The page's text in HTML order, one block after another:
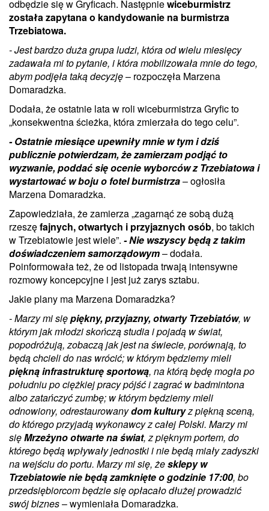
odbędzie się w Gryficach. Następniewiceburmistrz
została zapytana o kandydowanie na burmistrza
Trzebiatowa.
- Jest bardzo duża grupa ludzi, która od wielu miesięcy
zadawała mi to pytanie, i która mobilizowała mnie do tego,
abym podjęła taką decyzję– rozpoczęła Marzena
Domaradzka.
Dodała, że ostatnie lata w roli wiceburmistrza Gryfic to
„konsekwentna ścieżka, która zmierzała do tego celu”.
- Ostatnie miesiące upewniły mnie w tym i dziś
publicznie potwierdzam, że zamierzam podjąć to
wyzwanie, poddać się ocenie wyborców z Trzebiatowa i
wystartować w boju o fotel burmistrza– ogłosiła
Marzena Domaradzka.
Zapowiedziała, że zamierza „zagarnąć ze sobą dużą
rzeszęfajnych, otwartych i przyjaznych osób, bo takich
w Trzebiatowie jest wiele”. - Nie wszyscy będą z takim
doświadczeniem samorządowym– dodała.
Poinformowała też, że od listopada trwają intensywne
rozmowy koncepcyjne i jest już zarys sztabu.
Jakie plany ma Marzena Domaradzka?
- Marzy mi siępiękny, przyjazny, otwarty Trzebiatów, w
którym jak młodzi skończą studia i pojadą w świat,
popodróżują, zobaczą jak jest na świecie, porównają, to
będą chcieli do nas wrócić; w którym będziemy mieli
piękną infrastrukturę sportową, na którą będę mogła po
południu po ciężkiej pracy pójść i zagrać w badmintona
albo zatańczyć zumbę; w którym będziemy mieli
odnowiony, odrestaurowanydom kulturyz piękną sceną,
do którego przyjadą wykonawcy z całej Polski. Marzy mi
sięMrzeżyno otwarte na świat, z pięknym portem, do
którego będą wpływały jednostki i nie będą miały zadyszki
na wejściu do portu. Marzy mi się, żesklepy w
Trzebiatowie nie będą zamknięte o godzinie 17:00, bo
przedsiębiorcom będzie się opłacało dłużej prowadzić
swój biznes– wymieniała Domaradzka.